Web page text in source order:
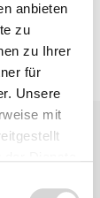
anbieten
zu
zu Ihrer
für
Unsere
mit